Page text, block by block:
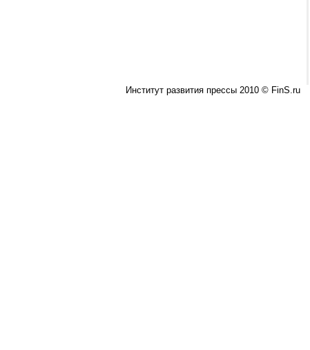
Институт развития прессы 2010 © FinS.ru